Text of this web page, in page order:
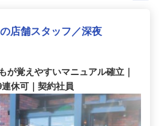
店舗スタッフ／深夜
が覚えやすいマニュアル確立｜
休可｜契約社員